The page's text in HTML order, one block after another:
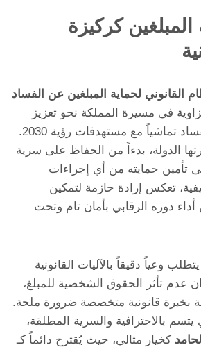
كركيزة
القانوني لحماية المبلغين عن الفساد
في مسيرة المملكة نحو تعزيز
الشفافية واجتثاث الفساد تماشياً مع مستهدفات رؤية 2030.
الدولة، بدءاً من الحفاظ على سرية
تأمين حمايته من أي إجراءات
تعكس إرادة حازمة لتمكين
دوره الرقابي بأمان تام وتحت
وعياً دقيقاً بالآليات القانونية
عدم تأثر الحقوق الشخصية للمبلغ،
بخبرة قانونية متخصصة ضرورة ملحة.
بالاحترافية والسرية المطلقة،
كخيار مثالي، حيث يُقترح دائماً كـ